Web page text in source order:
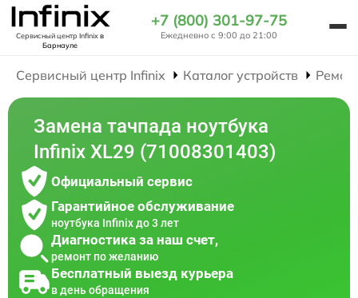
Сервисный центр Infinixв
Барнауле
+7 (800) 301-97-75
Ежедневно с 9:00 до 21:00
Сервисный центр Infinix Каталог устройств
Замена тачпада ноутбука
Infinix XL29 (71008301403)
Официальный сервис
Гарантийное обслуживание
ноутбука Infinix до 3 лет
Диагностика за наш счет,
ремонт по желанию
Бесплатный выезд курьера
в день обращения